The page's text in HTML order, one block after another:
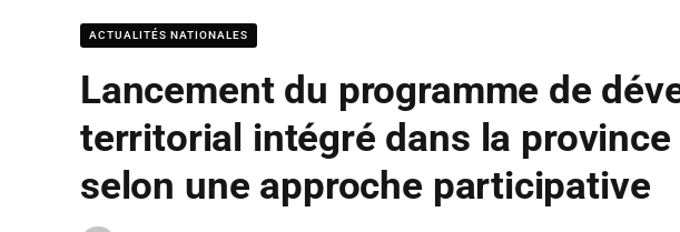
ACTUALITÉS NATIONALES
Lancement du programme de
territorial intégré dans la province
selon une approche participative